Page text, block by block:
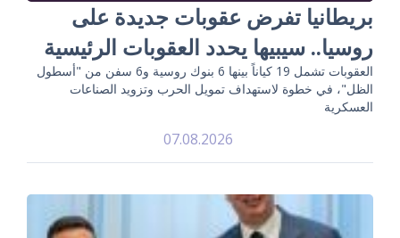
بريطانيا تفرض عقوبات جديدة على
روسيا.. سيبيها يحدد العقوبات الرئيسية
العقوبات تشمل 19 كياناً بينها 6 بنوك روسية و6 سفن من "أسطول
الظل"، في خطوة لاستهداف تمويل الحرب وتزويد الصناعات
العسكرية
07.08.2026